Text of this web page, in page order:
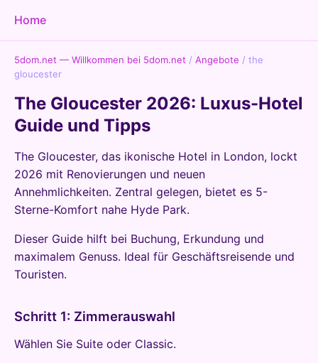
Home
5dom.net — Willkommen bei 5dom.net / Angebote / the
gloucester
The Gloucester 2026: Luxus-Hotel
Guide und Tipps
The Gloucester, das ikonische Hotel in London, lockt
2026 mit Renovierungen und neuen
Annehmlichkeiten. Zentral gelegen, bietet es 5-
Sterne-Komfort nahe Hyde Park.
Dieser Guide hilft bei Buchung, Erkundung und
maximalem Genuss. Ideal für Geschäftsreisende und
Touristen.
Schritt 1: Zimmerauswahl
Wählen Sie Suite oder Classic.